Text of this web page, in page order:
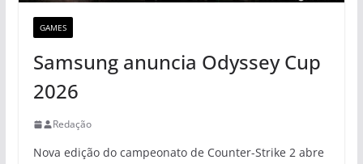
GAMES
Samsung anuncia Odyssey Cup
2026
Redação
Nova edição do campeonato de Counter-Strike 2 abre